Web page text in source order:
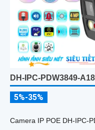
DH-IPC-PDW3849-
5%-35%
Camera IP POE DH-IPC-